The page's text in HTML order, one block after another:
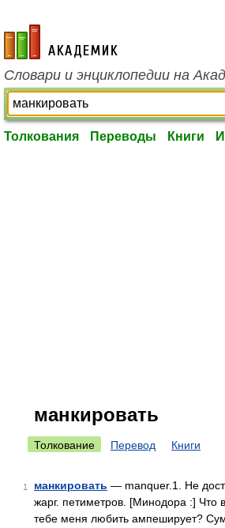
academic.ru
Словари и энциклопедии на
Толкования Переводы Книги
манкировать
Толкование Перевод Книги
1 манкировать — manquer.1. Не
жарг. петиметров. [Минодора :] Что
тебе меня любить ампеширует?